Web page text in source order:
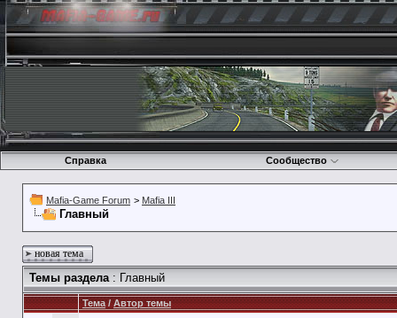
Справка Сообщество
Mafia-Game Forum > Mafia III
Главный
новая тема
Темы раздела: Главный
Тема/Автор темы